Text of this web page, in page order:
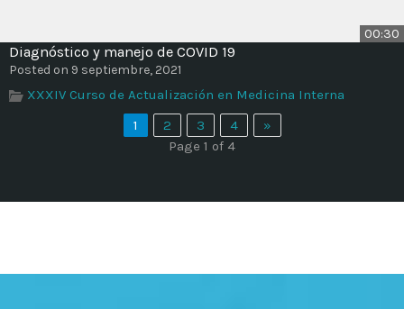
00:30
Diagnóstico y manejo de COVID 19
Posted on 9 septiembre, 2021
XXXIV Curso de Actualización en Medicina Interna
1
2 3 4
»
Page 1 of 4